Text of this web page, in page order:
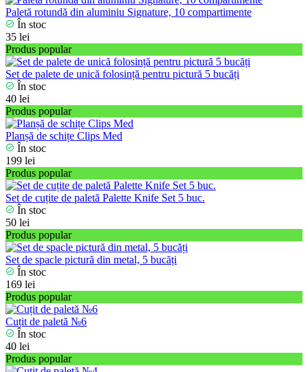
Paletă rotundă din aluminiu Signature, 10 compartimente
În stoc
35 lei
Produs popular
Set de palete de unică folosință pentru pictură 5 bucăți
În stoc
40 lei
Produs popular
Planșă de schițe Clips Med
În stoc
199 lei
Produs popular
Set de сuțite de paletă Palette Knife Set 5 buc.
În stoc
50 lei
Produs popular
Set de spacle pictură din metal, 5 bucăți
În stoc
169 lei
Produs popular
Cuțit de paletă №6
În stoc
40 lei
Produs popular